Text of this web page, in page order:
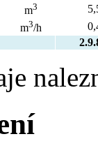
m3
m3/h